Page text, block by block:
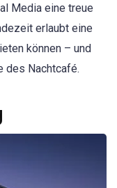
Media eine treue
erlaubt eine
können – und
des Nachtcafé.